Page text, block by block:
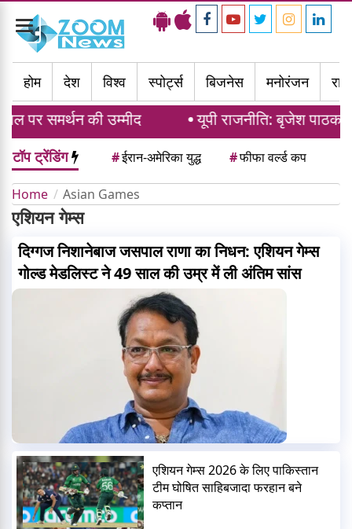
Toggle
navigation
होम
देश विश्व स्पोर्ट्स बिजनेस मनोरंजन
पर समर्थन की उम्मीद यूपी राजनीति: बृजेश पाठक
टॉप ट्रेंडिंग #ईरान-अमेरिका युद्ध #फीफा वर्ल्ड कप
Home Asian Games
एशियन गेम्स
दिग्गज निशानेबाज जसपाल राणा का निधन: एशियन गेम्स
गोल्ड मेडलिस्ट ने 49 साल की उम्र में ली अंतिम सांस
एशियन गेम्स 2026 के लिए पाकिस्तान
टीम घोषित साहिबजादा फरहान बने
कप्तान